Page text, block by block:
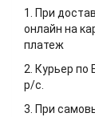
1. При
онлайн на
платеж
2. Курьер по
р/с.
3. При